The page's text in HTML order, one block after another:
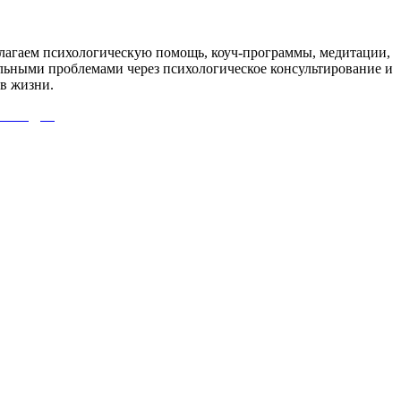
психологическую помощь, коуч-программы, медитации,
проблемами через психологическое консультирование и
жизни.